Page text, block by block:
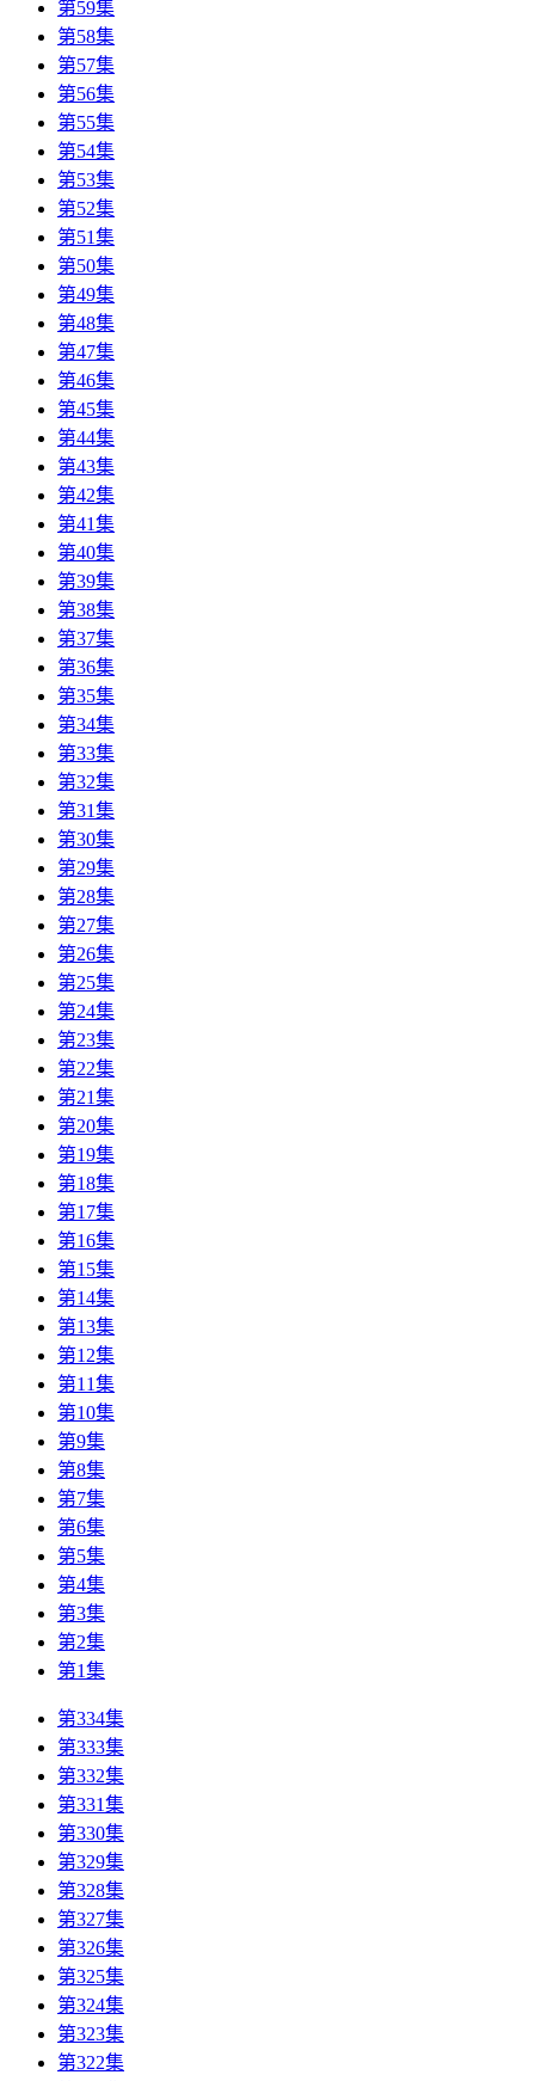
第59集
第58集
第57集
第56集
第55集
第54集
第53集
第52集
第51集
第50集
第49集
第48集
第47集
第46集
第45集
第44集
第43集
第42集
第41集
第40集
第39集
第38集
第37集
第36集
第35集
第34集
第33集
第32集
第31集
第30集
第29集
第28集
第27集
第26集
第25集
第24集
第23集
第22集
第21集
第20集
第19集
第18集
第17集
第16集
第15集
第14集
第13集
第12集
第11集
第10集
第9集
第8集
第7集
第6集
第5集
第4集
第3集
第2集
第1集
第334集
第333集
第332集
第331集
第330集
第329集
第328集
第327集
第326集
第325集
第324集
第323集
第322集